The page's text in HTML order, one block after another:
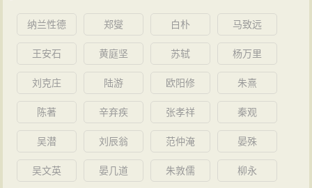
纳兰性德 郑燮 白朴 马致远
王安石 黄庭坚 苏轼 杨万里
刘克庄 陆游 欧阳修 朱熹
陈著 辛弃疾 张孝祥 秦观
吴潜 刘辰翁 范仲淹 晏殊
吴文英 晏几道 朱敦儒 柳永